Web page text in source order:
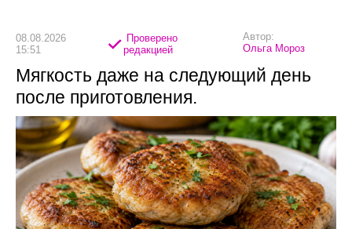
08.08.2026
15:51
Проверено
редакцией
Автор:
Ольга Мороз
Мягкость даже на следующий день
после приготовления.